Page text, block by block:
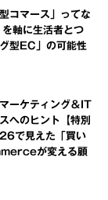
コマース」ってな
軸に生活者とつ
型EC」の可能性
ーケティング＆IT
へのヒント【特別
で見えた「買い
が変える顧